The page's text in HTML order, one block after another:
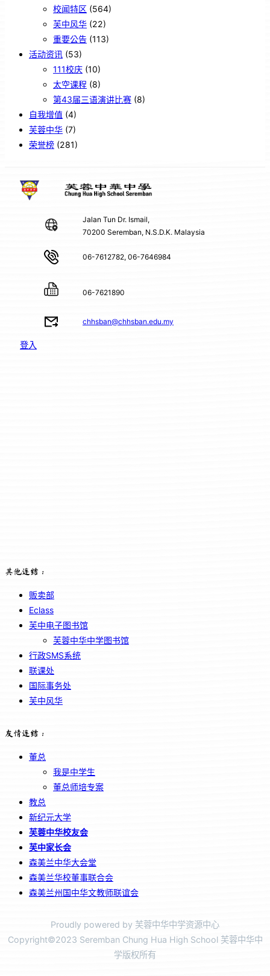
校闻特区 (564)
芙中风华 (22)
重要公告 (113)
活动资讯 (53)
111校庆 (10)
太空课程 (8)
第43届三语演讲比赛 (8)
自我增值 (4)
芙蓉中华 (7)
荣誉榜 (281)
Jalan Tun Dr. Ismail,
70200 Seremban, N.S.D.K. Malaysia
06-7612782, 06-7646984
06-7621890
chhsban@chhsban.edu.my
登入
其他连结：
贩卖部
Eclass
芙中电子图书馆
芙蓉中华中学图书馆
行政SMS系统
联课处
国际事务处
芙中风华
友情连结：
董总
我是中学生
董总师培专案
教总
新纪元大学
芙蓉中华校友会
芙中家长会
森美兰中华大会堂
森美兰华校董事联合会
森美兰州国中华文教师联谊会
Proudly powered by 芙蓉中华中学资源中心
Copyright©2023 Seremban Chung Hua High School 芙蓉中华中
学版权所有